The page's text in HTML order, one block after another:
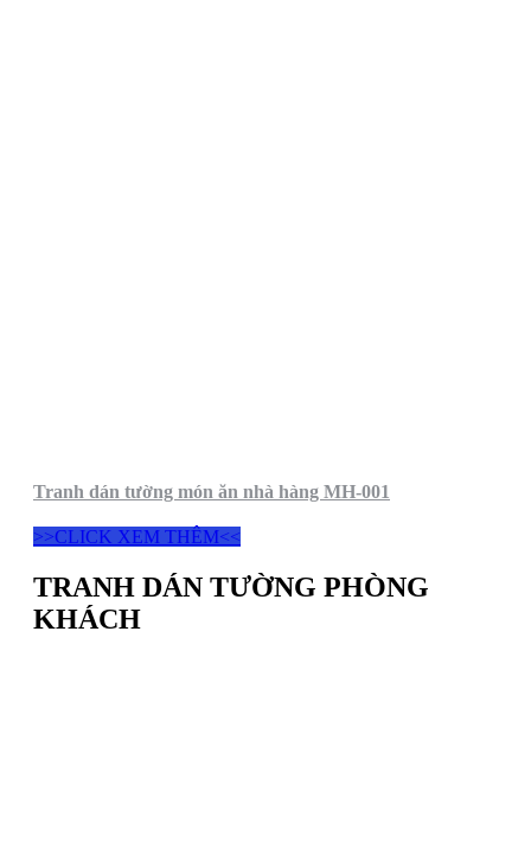
Tranh dán tường món ăn nhà hàng MH-001
>>CLICK XEM THÊM<<
TRANH DÁN TƯỜNG PHÒNG
KHÁCH